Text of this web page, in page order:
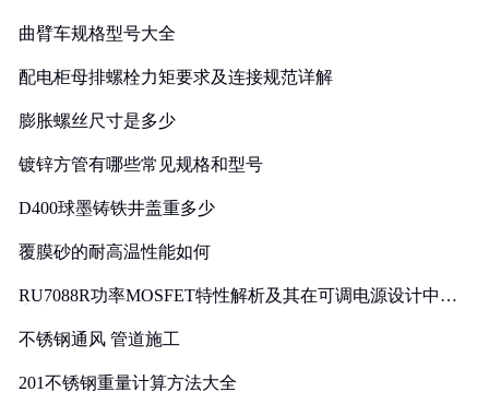
曲臂车规格型号大全
配电柜母排螺栓力矩要求及连接规范详解
膨胀螺丝尺寸是多少
镀锌方管有哪些常见规格和型号
D400球墨铸铁井盖重多少
覆膜砂的耐高温性能如何
RU7088R功率MOSFET特性解析及其在可调电源设计中的
不锈钢通风 管道施工
201不锈钢重量计算方法大全